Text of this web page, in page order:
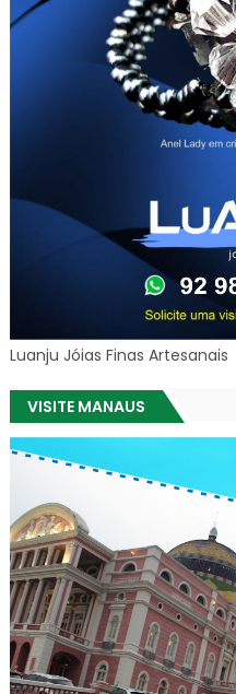
Luanju Jóias Finas Artesanais
VISITE MANAUS